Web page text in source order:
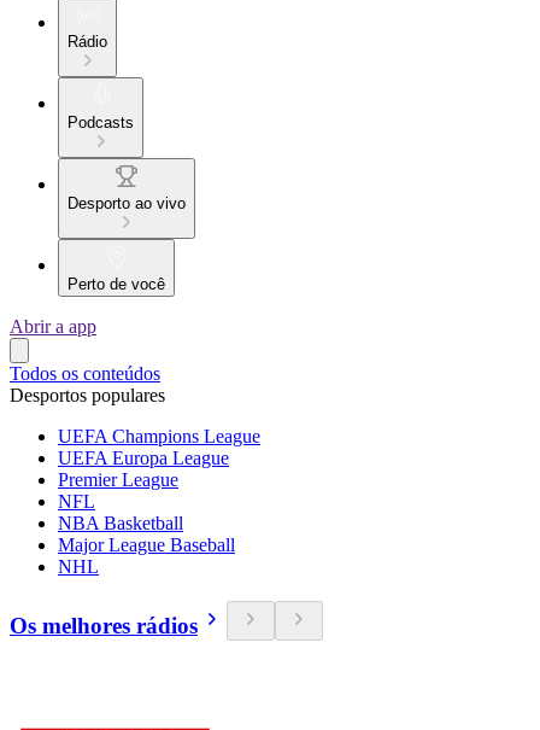
Rádio
Podcasts
Desporto ao vivo
Perto de você
Abrir a app
Todos os conteúdos
Desportos populares
UEFA Champions League
UEFA Europa League
Premier League
NFL
NBA Basketball
Major League Baseball
NHL
Os melhores rádios